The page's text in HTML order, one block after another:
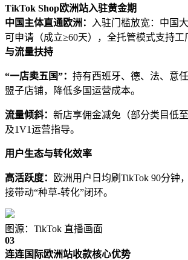
TikTok Shop欧洲站入驻黄金期
中国主体直通欧洲：
入驻门槛放宽：中国
可申请（成立≥60天），全托管模式支持工
与流量扶持
“一店卖五国”： 持有西班牙、德、法、意
盟子店铺，降低多国运营成本。
流量倾斜： 新店享佣金减免（部分类目低
及1V1运营指导。
用户生态与转化效率
高活跃度：
欧洲用户日均刷TikTok 90分钟
接带动“种草-转化”闭环。
图源：TikTok 直播画面
03
连连国际欧洲站收款核心优势